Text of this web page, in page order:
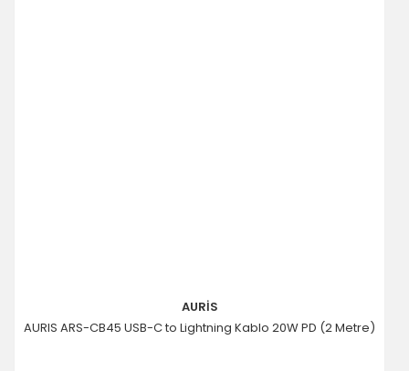
AURİS
AURIS ARS-CB45 USB-C to Lightning Kablo 20W PD (2 Metre)